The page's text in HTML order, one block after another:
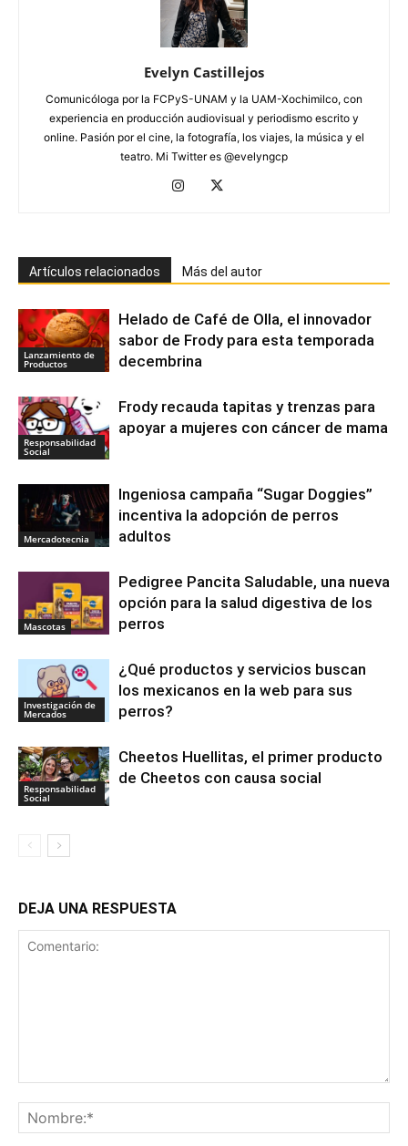
Evelyn Castillejos
Comunicóloga por la FCPyS-UNAM y la UAM-Xochimilco, con
experiencia en producción audiovisual y periodismo escrito y
online. Pasión por el cine, la fotografía, los viajes, la música y el
teatro. Mi Twitter es @evelyngcp
Artículos relacionados Más del autor
Lanzamiento de
Productos
Helado de Café de Olla, el innovador
sabor de Frody para esta temporada
decembrina
Responsabilidad
Social
Frody recauda tapitas y trenzas para
apoyar a mujeres con cáncer de mama
Mercadotecnia
Ingeniosa campaña “Sugar Doggies”
incentiva la adopción de perros
adultos
Mascotas
Pedigree Pancita Saludable, una nueva
opción para la salud digestiva de los
perros
Investigación de
Mercados
¿Qué productos y servicios buscan
los mexicanos en la web para sus
perros?
Responsabilidad
Social
Cheetos Huellitas, el primer producto
de Cheetos con causa social
DEJA UNA RESPUESTA